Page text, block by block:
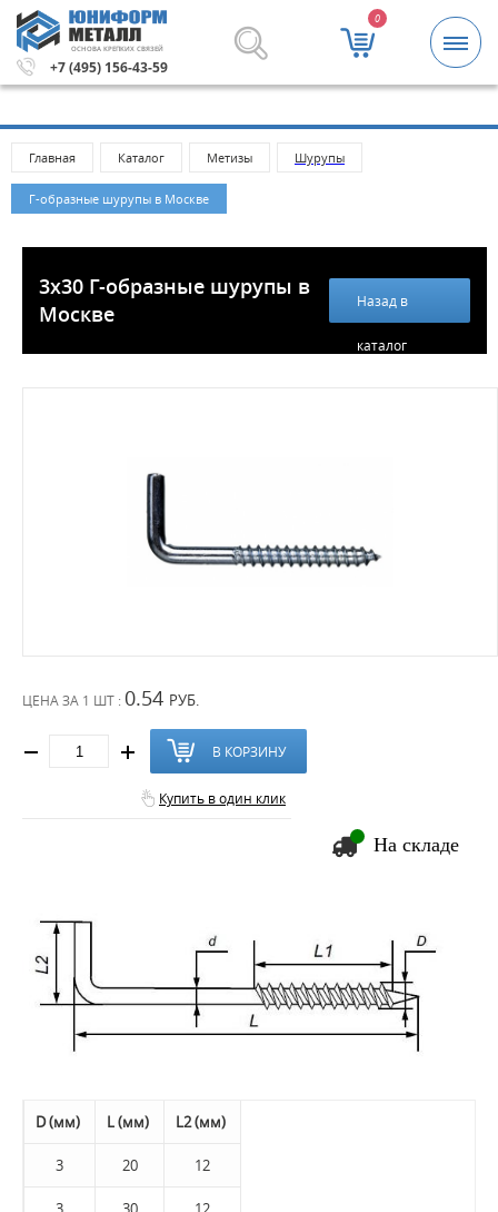
ОСНОВА КРЕПКИХ СВЯЗЕЙ
+7 (495) 156-43-59
0
Метизы и крепежные изделия оптом. Минимальная
Главная Каталог Метизы Шурупы
Г-образные шурупы в Москве
3х30 Г-образные шурупы в
Москве
Назад в
каталог
ЦЕНА ЗА 1 ШТ : 0.54 РУБ.
В КОРЗИНУ
Купить в один клик
На складе
D (мм) L (мм) L2 (мм)
3 20 12